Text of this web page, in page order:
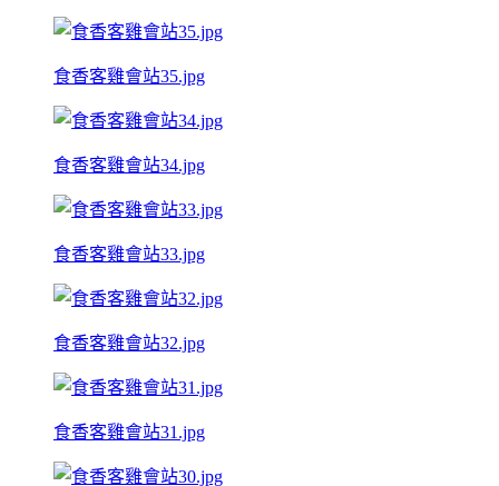
食香客雞會站35.jpg
食香客雞會站34.jpg
食香客雞會站33.jpg
食香客雞會站32.jpg
食香客雞會站31.jpg